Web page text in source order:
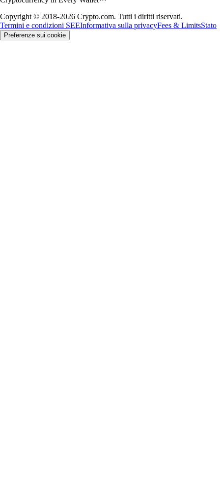
Copyright © 2018-2026 Crypto.com. Tutti i diritti riservati.
Termini e condizioni SEEInformativa sulla privacyFees & LimitsStato
Preferenze sui cookie